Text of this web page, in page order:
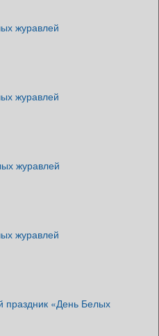
журавлей
журавлей
журавлей
журавлей
праздник «День Белых